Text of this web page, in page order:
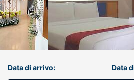
Data di arrivo: Data